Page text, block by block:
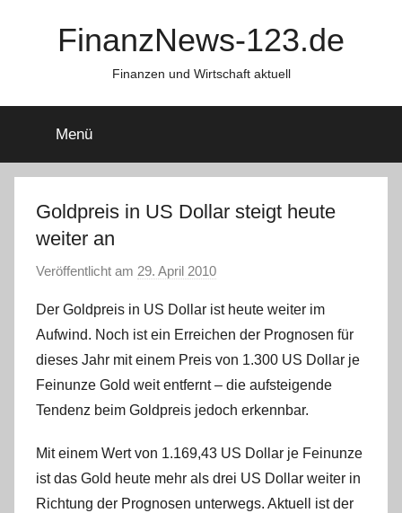
FinanzNews-123.de
Finanzen und Wirtschaft aktuell
Menü
Goldpreis in US Dollar steigt heute
weiter an
Veröffentlicht am 29. April 2010
n
C
h
r
i
t
e
l
Der Goldpreis in US Dollar ist heute weiter im
Aufwind. Noch ist ein Erreichen der Prognosen für
dieses Jahr mit einem Preis von 1.300 US Dollar je
Feinunze Gold weit entfernt – die aufsteigende
Tendenz beim Goldpreis jedoch erkennbar.
Mit einem Wert von 1.169,43 US Dollar je Feinunze
ist das Gold heute mehr als drei US Dollar weiter in
Richtung der Prognosen unterwegs. Aktuell ist der